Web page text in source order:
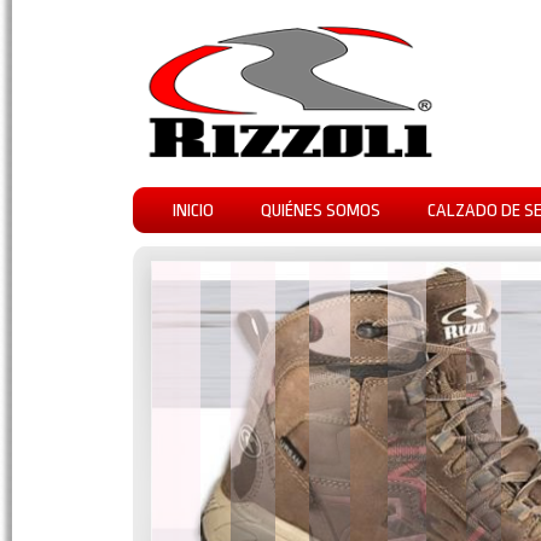
INICIO QUIÉNES SOMOS CALZADO DE